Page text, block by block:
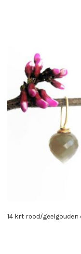
14 krt rood/